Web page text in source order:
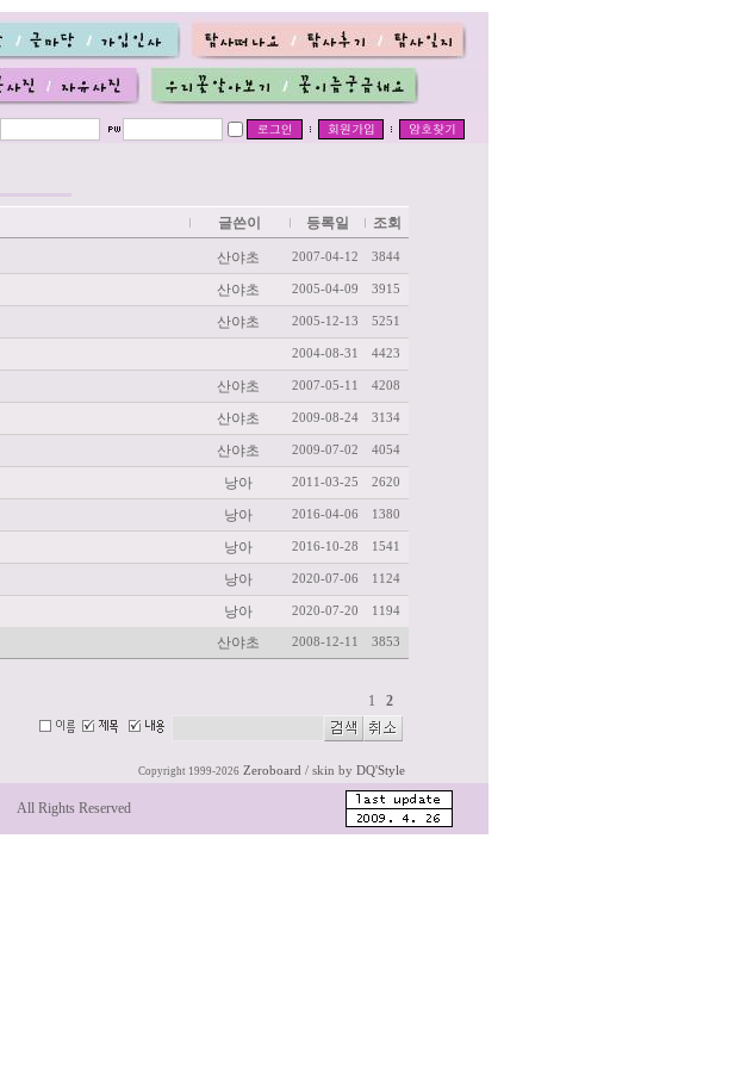
글쓴이 등록일 조회
산야초 2007-04-12 3844
산야초 2005-04-09 3915
산야초 2005-12-13 5251
2004-08-31 4423
산야초 2007-05-11 4208
산야초 2009-08-24 3134
산야초 2009-07-02 4054
낭아 2011-03-25 2620
낭아 2016-04-06 1380
낭아 2016-10-28 1541
낭아 2020-07-06 1124
낭아 2020-07-20 1194
산야초 2008-12-11 3853
1
2
Copyright 1999-2026 Zeroboard / skin by DQ'Style
All Rights Reserved